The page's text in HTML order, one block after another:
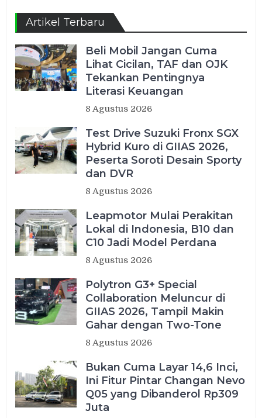
Artikel Terbaru
Beli Mobil Jangan Cuma
Lihat Cicilan, TAF dan OJK
Tekankan Pentingnya
Literasi Keuangan
8 Agustus 2026
Test Drive Suzuki Fronx SGX
Hybrid Kuro di GIIAS 2026,
Peserta Soroti Desain Sporty
dan DVR
8 Agustus 2026
Leapmotor Mulai Perakitan
Lokal di Indonesia, B10 dan
C10 Jadi Model Perdana
8 Agustus 2026
Polytron G3+ Special
Collaboration Meluncur di
GIIAS 2026, Tampil Makin
Gahar dengan Two-Tone
8 Agustus 2026
Bukan Cuma Layar 14,6 Inci,
Ini Fitur Pintar Changan Nevo
Q05 yang Dibanderol Rp309
Juta